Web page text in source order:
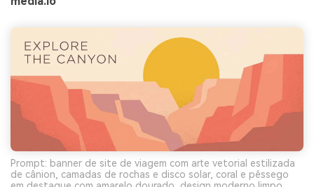
Prompt: banner de site de viagem com arte vetorial estilizada
de cânion, camadas de rochas e disco solar, coral e pêssego